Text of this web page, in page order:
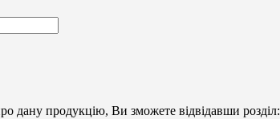
дану продукцію, Ви зможете відвідавши розділ: